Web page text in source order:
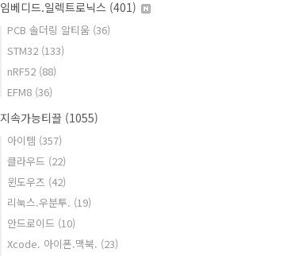
임베디드.일렉트로닉스 (401)
PCB 솔더링 알티움 (36)
STM32 (133)
nRF52 (88)
EFM8 (36)
지속가능티끌 (1055)
아이템 (357)
클라우드 (22)
윈도우즈 (42)
리눅스.우분투. (19)
안드로이드 (10)
Xcode. 아이폰.맥북. (23)